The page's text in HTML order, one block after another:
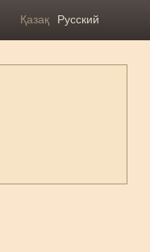
Қазақ Русский